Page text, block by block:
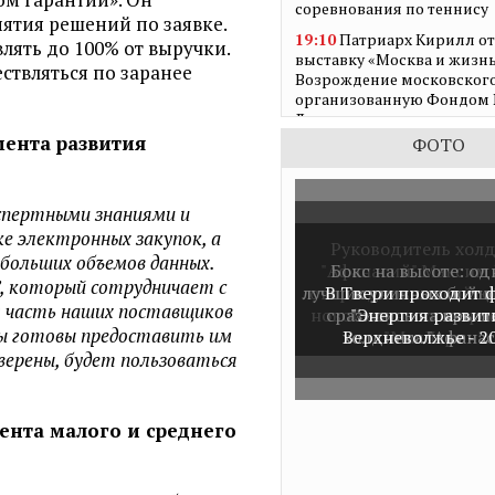
решений по заявке.
до 100% от выручки.
по заранее
развития
знаниями и
закупок, а
объемов данных.
который сотрудничает с
наших поставщиков
готовы предоставить им
будет пользоваться
малого и среднего
соревнования по теннису
19:10Патриарх Кирилл
выставку «Москва и
Возрождение
организованную
Лужкова
Ольга Рейман:
11:14Специальный приз
зрелищность на
2025 вручит Фонд Юрия
10:59Накануне
проведён предпоказ
коллекции Янтарного
09:58Экипажи
«СТОЛИЦА.RODIS
проехали по центру
ФОТО
Руководитель
"Афанасий" Максим
отпраздновал свой
новой лаунж-зоне
"МакЛарин"
Бокс на высоте:
лучших уличных
сразились на
холдинга
В Твери проходит
"Энергия
Верхневолжье -